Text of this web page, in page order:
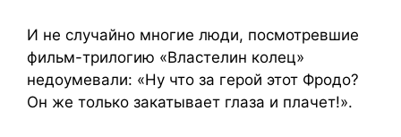
И не случайно многие люди, посмотревшие
фильм-трилогию «Властелин колец»
недоумевали: «Ну что за герой этот Фродо?
Он же только закатывает глаза и плачет!».